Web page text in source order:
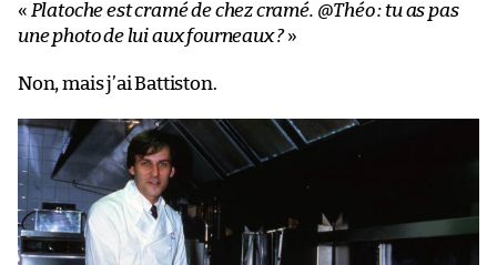
« Platoche est cramé de chez cramé. @Théo : tu as pas
une photo de lui aux fourneaux ?»
Non, mais j’ai Battiston.